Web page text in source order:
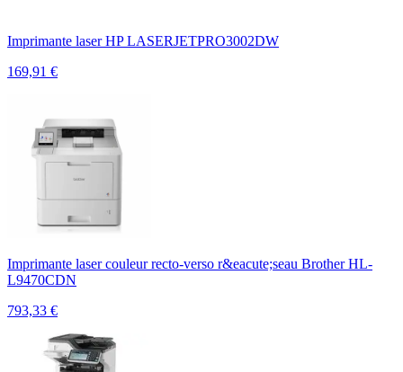
Imprimante laser HP LASERJETPRO3002DW
169,91 €
Imprimante laser couleur recto-verso r&eacute;seau Brother HL-
L9470CDN
793,33 €